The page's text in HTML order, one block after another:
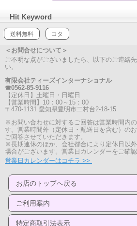
Hit Keyword
送料無料 コタ
＜お問合せについて＞
ご不明な点がございましたら、以下のご連絡
い。
有限会社ティーズインターナショナル
☎0562-85-9116
【定休日】土曜日・日曜日
【営業時間】10：00～15：00
〒470-1131 愛知県豊明市二村台2-18-15
※お問い合わせに対するご回答は営業時間内
す。営業時間外（定休日・配送日を含む）の
ご回答させていただきます。
※長期連休のほか、会社都合により定休日以
場合がございます。営業日カレンダーをご確認
営業日カレンダーはコチラ >>
お店のトップへ戻る
ご利用案内
特定商取引法表示